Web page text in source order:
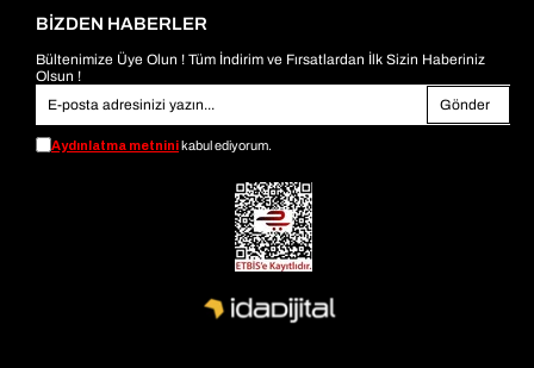
BİZDEN HABERLER
Bültenimize Üye Olun ! Tüm İndirim ve Fırsatlardan İlk Sizin Haberiniz
Olsun !
Gönder
Aydınlatma metninikabul ediyorum.